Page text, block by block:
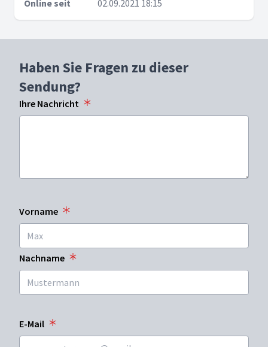
Online seit 02.09.2021 18:15
Haben Sie Fragen zu dieser
Sendung?
Ihre Nachricht
Vorname
Nachname
E-Mail